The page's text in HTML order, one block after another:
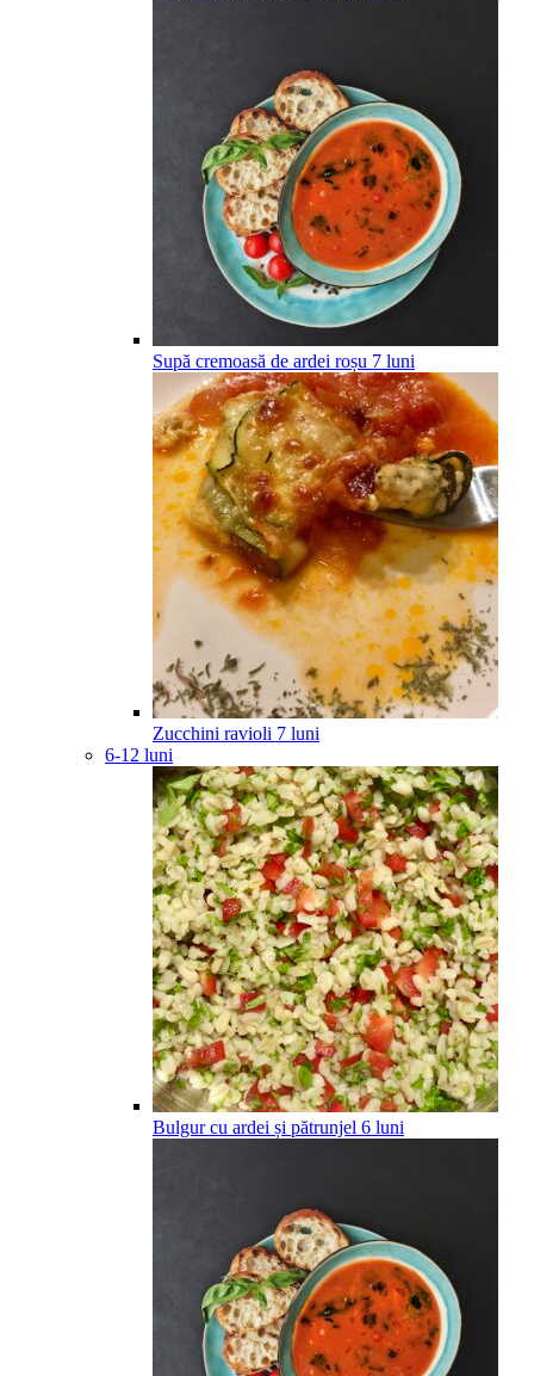
Supă cremoasă de ardei roșu 7 luni
Zucchini ravioli 7 luni
6-12 luni
Bulgur cu ardei și pătrunjel 6 luni